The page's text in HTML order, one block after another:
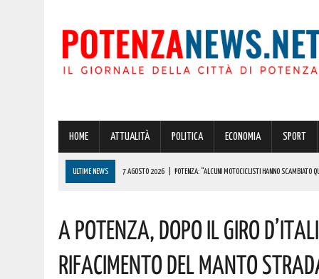
HOME ATTUALITÀ POLITICA ECONOMIA SPORT
ULTIME NEWS 7 AGOSTO 2026 POTENZA: “ALCUNI MOTOCICLISTI HANNO SCAMBIATO
A CARBONE SPICCA IL TARTUFO BIANCO: COSÌ L’ALSIA LANCIA UN AVVISO
7 AGOSTO 2026 DALLA REGIONE VIA LIBERA ALLA REALIZZAZIONE A PICERNO E MELFI DI
7 AGOSTO 2026 BENZINA ANNACQUATA E GASOLIO SPORCO, UN IMPIANTO SU CINQUE NON È
A Potenza, Dopo Il Giro
Rifacimento Del Manto